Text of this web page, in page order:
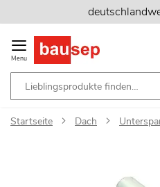
Inhalt
springen
Menu
Startseite Dach